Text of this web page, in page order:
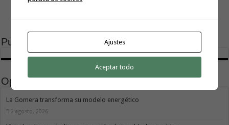
Publicidad
Opinión
La Gomera transforma su modelo energético
2 agosto, 2026
Ajustes
Aceptar todo